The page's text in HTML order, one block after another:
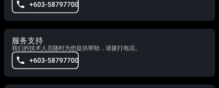
+603-58797700
服务支持
我们的技术人员随时为您提供帮助，请拨打电话。
+603-58797700